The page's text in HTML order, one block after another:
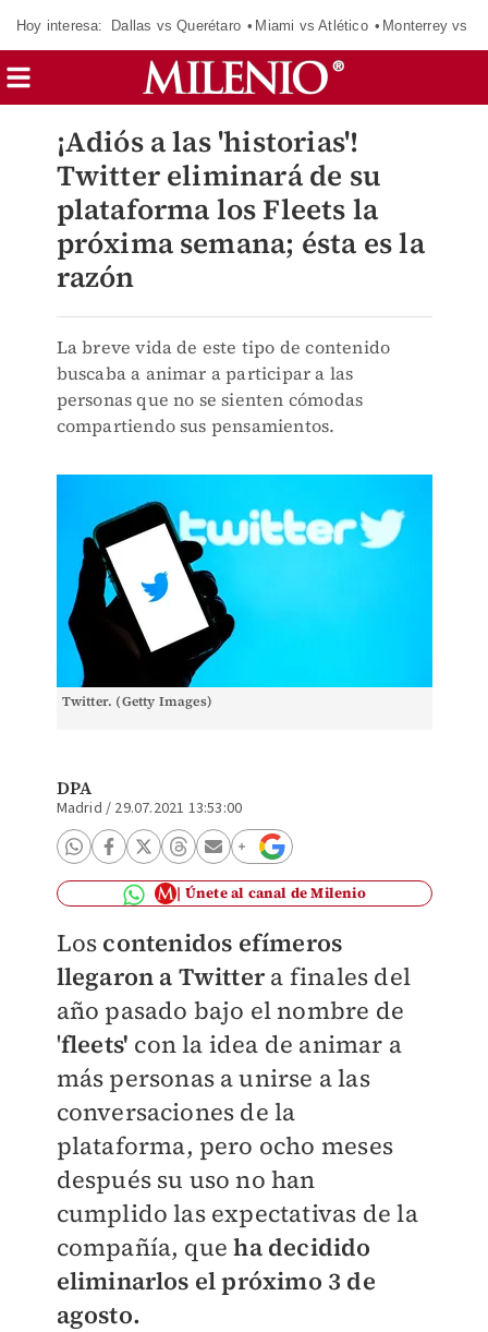
Hoy interesa: Dallas vs Querétaro Miami vs Atlético Monterrey vs
¡Adiós a las 'historias'!
Twitter eliminará de su
plataforma los Fleets la
próxima semana; ésta es la
razón
La breve vida de este tipo de contenido
buscaba a animar a participar a las
personas que no se sienten cómodas
compartiendo sus pensamientos.
Twitter. (Getty Images)
DPA
Madrid / 29.07.2021 13:53:00
Únete al canal de Milenio
Los contenidos efímeros
llegaron a Twittera finales del
año pasado bajo el nombre de
'fleets' con la idea de animar a
más personas a unirse a las
conversaciones de la
plataforma, pero ocho meses
después su uso no han
cumplido las expectativas de la
compañía, queha decidido
eliminarlos el próximo 3 de
agosto.